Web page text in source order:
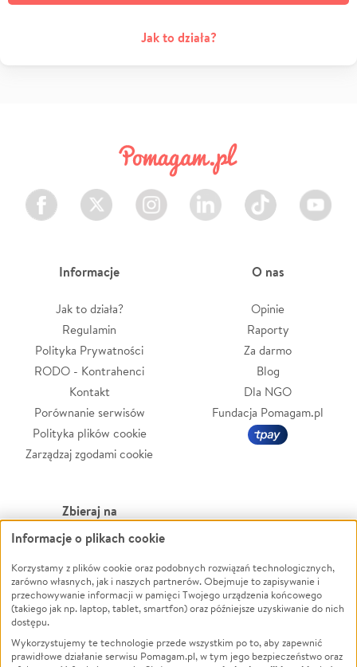
Jak to działa?
Facebook Twitter Instagram LinkedIn TikTok Youtube
Informacje
Jak to działa?
Regulamin
Polityka Prywatności
RODO - Kontrahenci
Kontakt
Porównanie serwisów
Polityka plików cookie
Zarządzaj zgodami cookie
O nas
Opinie
Raporty
Za darmo
Blog
Dla NGO
Fundacja Pomagam.pl
Zbieraj na
Leczenie
Zwierzęta
Pożar
Ukraina
Pomoc Finansowa
Powódź
Wichura
NGO
Edukacja
Informacje o plikach cookie
Korzystamy z plików cookie oraz podobnych rozwiązań technologicznych,
zarówno własnych, jak i naszych partnerów. Obejmuje to zapisywanie i
przechowywanie informacji w pamięci Twojego urządzenia końcowego
(takiego jak np. laptop, tablet, smartfon) oraz późniejsze uzyskiwanie do nich
dostępu.
Wykorzystujemy te technologie przede wszystkim po to, aby zapewnić
prawidłowe działanie serwisu Pomagam.pl, w tym jego bezpieczeństwo oraz